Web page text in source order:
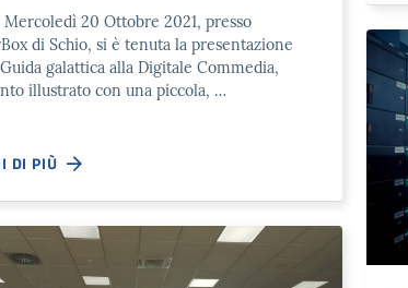
Mercoledì 20 Ottobre 2021, presso
di Schio, si è tenuta la presentazione
galattica alla Digitale Commedia,
illustrato con una piccola, …
DI PIÙ